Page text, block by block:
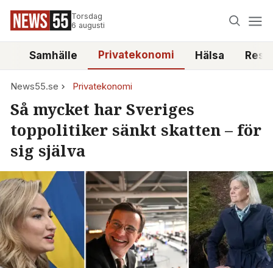
Torsdag
6 augusti
Samhälle Privatekonomi Hälsa
News55.se Privatekonomi
Så mycket har Sveriges
toppolitiker sänkt skatten – för
sig själva